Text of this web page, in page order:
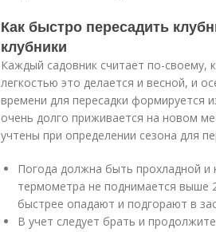
Как быстро пересадить
клубники
Каждый садовник считает по-своему,
легкостью это делается и весной, и
времени для пересадки формируется
очень долго приживается на новом
учтены при определении сезона для
Погода должна быть прохладной и
термометра не поднимается выше
быстрее опадают и подгорают в
В учет следует брать и